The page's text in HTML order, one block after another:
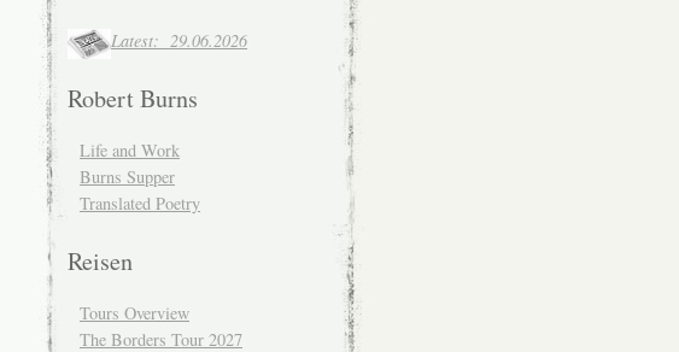
Latest: 29.06.2026
Robert Burns
Life and Work
Burns Supper
Translated Poetry
Reisen
Tours Overview
The Borders Tour 2027